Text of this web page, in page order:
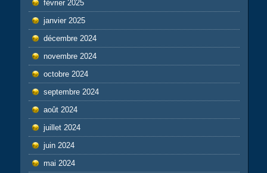
février 2025
janvier 2025
décembre 2024
novembre 2024
octobre 2024
septembre 2024
août 2024
juillet 2024
juin 2024
mai 2024